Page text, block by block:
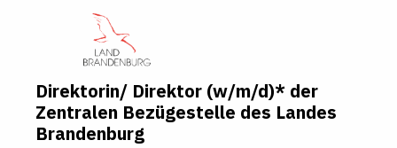
Direktorin/ Direktor (w/m/d)* der
Zentralen Bezügestelle des Landes
Brandenburg